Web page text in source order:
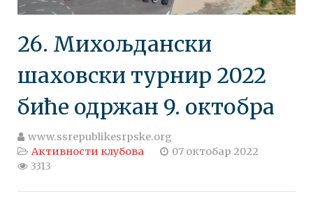
26. Михољдански
шаховски турнир 2022
биће одржан 9. октобра
www.ssrepublikesrpske.org
Активности клубова
07 октобар 2022
3313